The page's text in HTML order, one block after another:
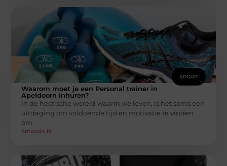
SPORT
Waarom moet je een Personal trainer in
Apeldoorn inhuren?
In de hectische wereld waarin we leven, is het soms een
uitdaging om voldoende tijd en motivatie te vinden
om
Smoods.nl